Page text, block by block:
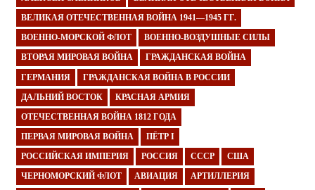
ВЕЛИКАЯ ОТЕЧЕСТВЕННАЯ ВОЙНА 1941—1945 ГГ.
ВОЕННО-МОРСКОЙ ФЛОТ ВОЕННО-ВОЗДУШНЫЕ СИЛЫ
ВТОРАЯ МИРОВАЯ ВОЙНА ГРАЖДАНСКАЯ ВОЙНА
ГЕРМАНИЯ ГРАЖДАНСКАЯ ВОЙНА В РОССИИ
ДАЛЬНИЙ ВОСТОК КРАСНАЯ АРМИЯ
ОТЕЧЕСТВЕННАЯ ВОЙНА 1812 ГОДА
ПЕРВАЯ МИРОВАЯ ВОЙНА ПЁТР I
РОССИЙСКАЯ ИМПЕРИЯ РОССИЯ СССР США
ЧЕРНОМОРСКИЙ ФЛОТ АВИАЦИЯ АРТИЛЛЕРИЯ